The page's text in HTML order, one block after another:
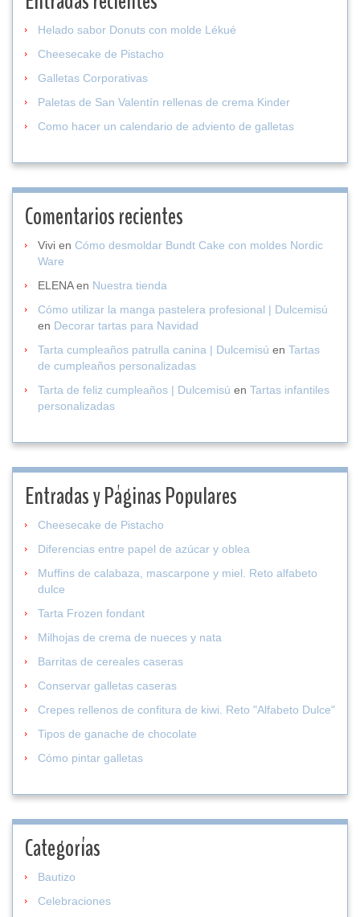
Helado sabor Donuts con molde Lékué
Cheesecake de Pistacho
Galletas Corporativas
Paletas de San Valentín rellenas de crema Kinder
Como hacer un calendario de adviento de galletas
Comentarios recientes
Vivi en Cómo desmoldar Bundt Cake con moldes Nordic
Ware
ELENAen Nuestra tienda
Cómo utilizar la manga pastelera profesional | Dulcemisú
en Decorar tartas para Navidad
Tarta cumpleaños patrulla canina | Dulcemisú en Tartas
de cumpleaños personalizadas
Tarta de feliz cumpleaños | Dulcemisú en Tartas infantiles
personalizadas
Entradas y Páginas Populares
Cheesecake de Pistacho
Diferencias entre papel de azúcar y oblea
Muffins de calabaza, mascarpone y miel. Reto alfabeto
dulce
Tarta Frozen fondant
Milhojas de crema de nueces y nata
Barritas de cereales caseras
Conservar galletas caseras
Crepes rellenos de confitura de kiwi. Reto "Alfabeto Dulce"
Tipos de ganache de chocolate
Cómo pintar galletas
Categorías
Bautizo
Celebraciones